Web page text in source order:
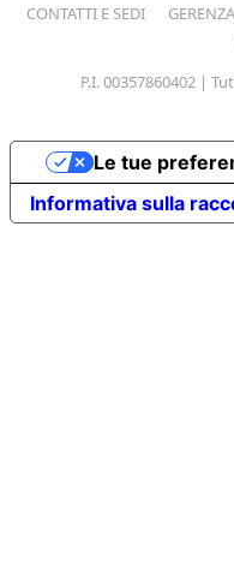
CONTATTI E SEDI GERENZA
P.I. 00357860402 |
Informativa sulla
Le tue